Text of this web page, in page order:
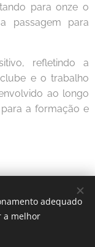
para onze o
passagem para
refletindo a
e o trabalho
ao longo
a formação e
adequado
a melhor